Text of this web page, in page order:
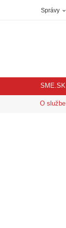
Správy
SME.SK
O službe